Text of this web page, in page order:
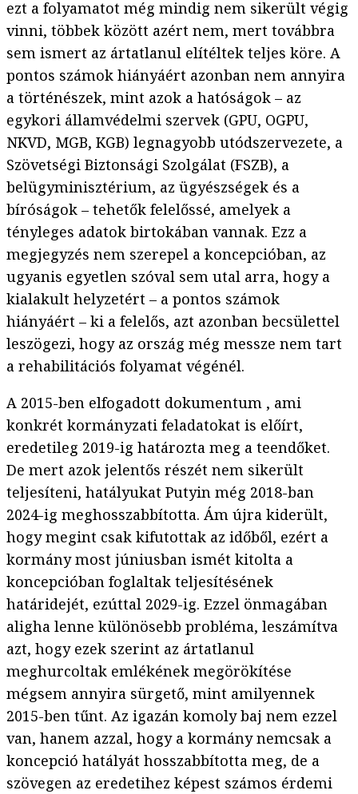
ezt a folyamatot még mindig nem sikerült végig
vinni, többek között azért nem, mert továbbra
sem ismert az ártatlanul elítéltek teljes köre. A
pontos számok hiányáért azonban nem annyira
a történészek, mint azok a hatóságok – az
egykori államvédelmi szervek (GPU, OGPU,
NKVD, MGB, KGB) legnagyobb utódszervezete, a
Szövetségi Biztonsági Szolgálat (FSZB), a
belügyminisztérium, az ügyészségek és a
bíróságok – tehetők felelőssé, amelyek a
tényleges adatok birtokában vannak. Ezz a
megjegyzés nem szerepel a koncepcióban, az
ugyanis egyetlen szóval sem utal arra, hogy a
kialakult helyzetért – a pontos számok
hiányáért – ki a felelős, azt azonban becsülettel
leszögezi, hogy az ország még messze nem tart
a rehabilitációs folyamat végénél.
A 2015-ben elfogadott dokumentum , ami
konkrét kormányzati feladatokat is előírt,
eredetileg 2019-ig határozta meg a teendőket.
De mert azok jelentős részét nem sikerült
teljesíteni, hatályukat Putyin még 2018-ban
2024-ig meghosszabbította. Ám újra kiderült,
hogy megint csak kifutottak az időből, ezért a
kormány most júniusban ismét kitolta a
koncepcióban foglaltak teljesítésének
határidejét, ezúttal 2029-ig. Ezzel önmagában
aligha lenne különösebb probléma, leszámítva
azt, hogy ezek szerint az ártatlanul
meghurcoltak emlékének megörökítése
mégsem annyira sürgető, mint amilyennek
2015-ben tűnt. Az igazán komoly baj nem ezzel
van, hanem azzal, hogy a kormány nemcsak a
koncepció hatályát hosszabbította meg, de a
szövegen az eredetihez képest számos érdemi